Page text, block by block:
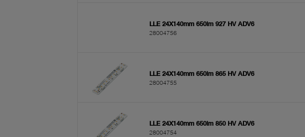
LLE 24X140mm 650lm 927 HV ADV6
28004756
LLE 24X140mm 650lm 865 HV ADV6
28004755
LLE 24X140mm 650lm 850 HV ADV6
28004754